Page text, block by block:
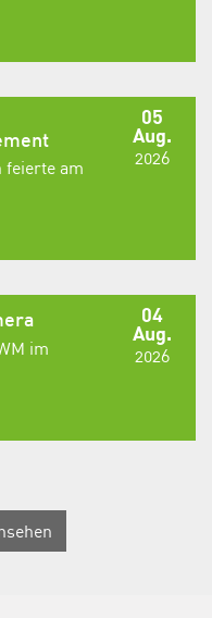
05
Aug.
2026
feierte am
04
Aug.
2026
im